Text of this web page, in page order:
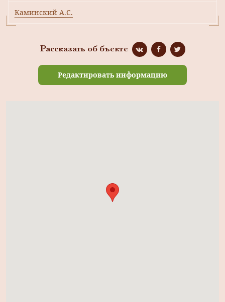
Каминский А.С.
Рассказать об бъекте
Редактировать информацию